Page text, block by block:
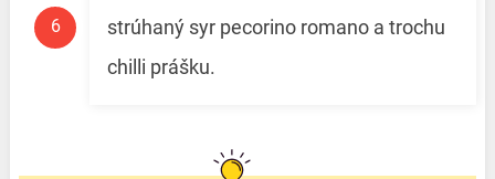
strúhaný syr pecorino romano a trochu
chilli prášku.